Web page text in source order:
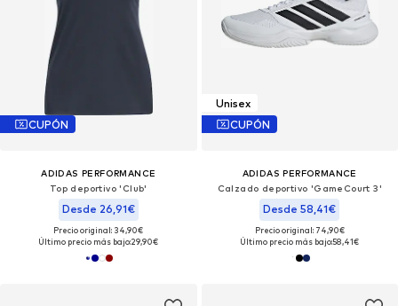
CUPÓN
ADIDAS PERFORMANCE
Top deportivo 'Club'
Desde 26,91€
Precio original: 34,90€
Último precio más bajo:29,90€
Unisex
CUPÓN
ADIDAS PERFORMANCE
Calzado deportivo 'GameCourt 3'
Desde 58,41€
Precio original: 74,90€
Último precio más bajo:58,41€